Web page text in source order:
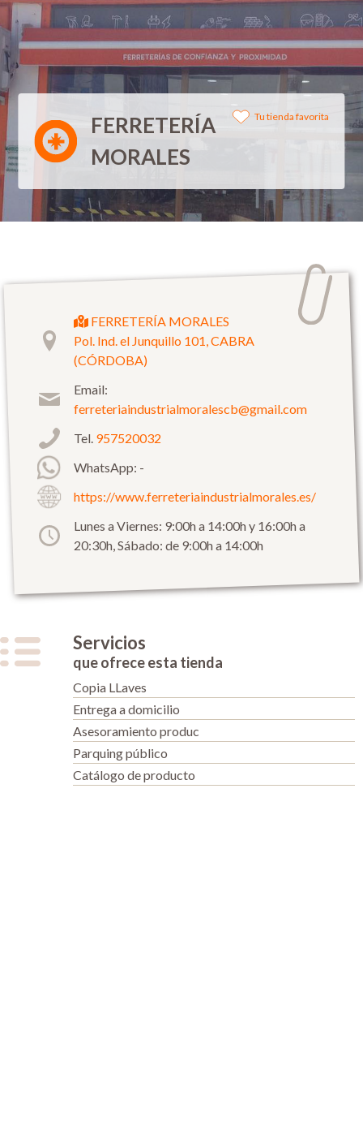
Tu tienda favorita
FERRETERÍA
MORALES
FERRETERÍA MORALES
Pol. Ind. el Junquillo 101, CABRA
(CÓRDOBA)
Email:
ferreteriaindustrialmoralescb@gmail.com
Tel. 957520032
WhatsApp: -
https://www.ferreteriaindustrialmorales.es/
Lunes a Viernes: 9:00h a 14:00h y 16:00h a
20:30h, Sábado: de 9:00h a 14:00h
Servicios
que ofrece esta tienda
Copia LLaves
Entrega a domicilio
Asesoramiento produc
Parquing público
Catálogo de producto